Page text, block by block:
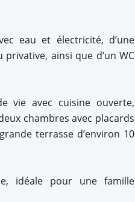
eau et électricité, d’une
ainsi que d’un WC
vie avec cuisine ouverte,
chambres avec placards
terrasse d’environ 10
idéale pour une famille